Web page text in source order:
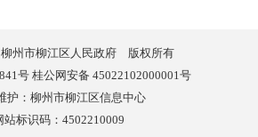
柳州市柳江区人民政府 版权所有
号 桂公网安备 45022102000001号
护：柳州市柳江区信息中心
站标识码：4502210009